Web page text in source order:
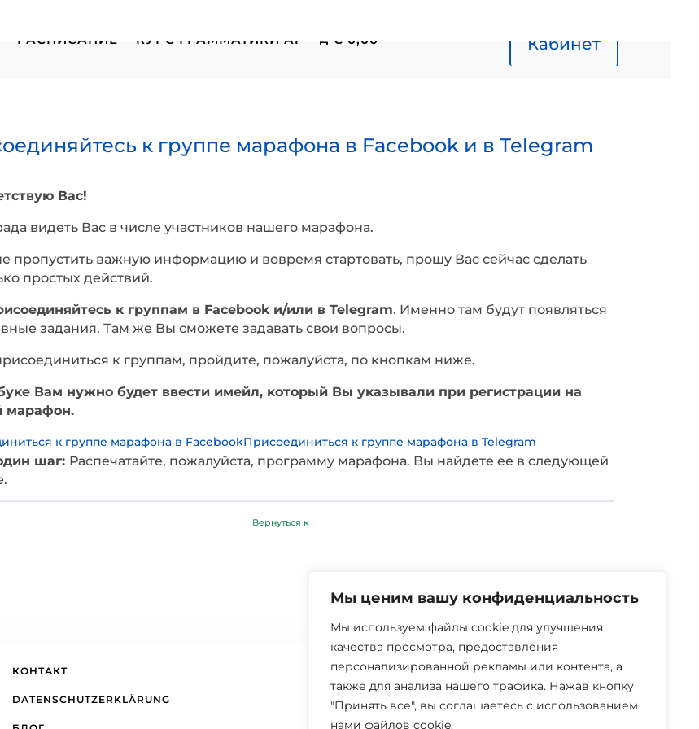
Мы ценим вашу конфиденциальность
Мы используем файлы cookie для улучшения
качества просмотра, предоставления
персонализированной рекламы или контента, а
также для анализа нашего трафика. Нажав кнопку
"Принять все", вы соглашаетесь с использованием
нами файлов cookie.
РАСПИСАНИЕ КУРС ГРАММАТИКИ А1 € 0,00 Кабинет
к группе марафона в Facebook и в Telegram
Вас!
видеть Вас в числе участников нашего марафона.
пропустить важную информацию и вовремя стартовать, прошу Вас сейчас сделать
простых действий.
к группам в Facebook и/или в Telegram. Именно там будут появляться
задания. Там же Вы сможете задавать свои вопросы.
к группам, пройдите, пожалуйста, по кнопкам ниже.
Вам нужно будет ввести имейл, который Вы указывали при регистрации на
марафон.
к группе марафона в FacebookПрисоединиться к группе марафона в Telegram
шаг: Распечатайте, пожалуйста, программу марафона. Вы найдете ее в следующей
Вернуться к
КОНТАКТ
DATENSCHUTZERKLÄRUNG